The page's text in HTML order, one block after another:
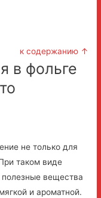
к содержанию ↑
в фольге
не только для
таком виде
полезные вещества
и ароматной.